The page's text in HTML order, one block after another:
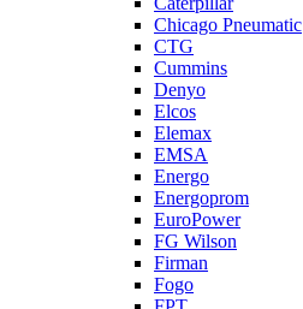
Chicago Pneumatic
CTG
Cummins
Denyo
Elcos
Elemax
EMSA
Energo
Energoprom
EuroPower
FG Wilson
Firman
Fogo